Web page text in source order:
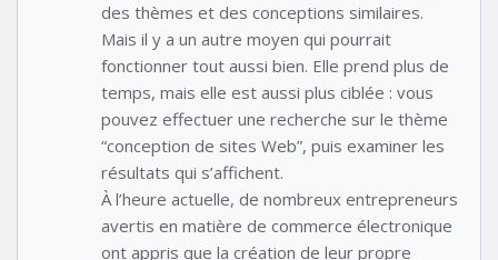
des thèmes et des conceptions similaires.
Mais il y a un autre moyen qui pourrait
fonctionner tout aussi bien. Elle prend plus de
temps, mais elle est aussi plus ciblée : vous
pouvez effectuer une recherche sur le thème
“conception de sites Web”, puis examiner les
résultats qui s’affichent.
À l’heure actuelle, de nombreux entrepreneurs
avertis en matière de commerce électronique
ont appris que la création de leur propre